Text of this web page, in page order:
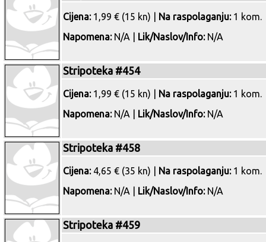
Cijena:1,99 € (15 kn) | Na raspolaganju:1 kom.
Napomena:N/A | Lik/Naslov/Info:N/A
Stripoteka #454
Cijena:1,99 € (15 kn) | Na raspolaganju:1 kom.
Napomena:N/A | Lik/Naslov/Info:N/A
Stripoteka #458
Cijena:4,65 € (35 kn) | Na raspolaganju:1 kom.
Napomena:N/A | Lik/Naslov/Info:N/A
Stripoteka #459